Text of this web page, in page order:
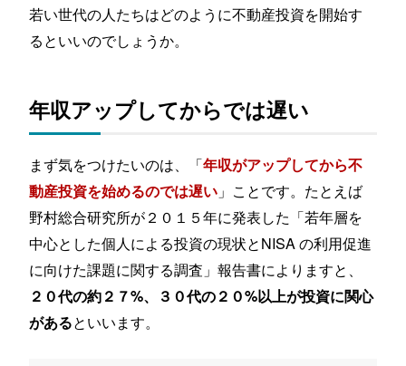
若い世代の人たちはどのように不動産投資を開始す
るといいのでしょうか。
年収アップしてからでは遅い
まず気をつけたいのは、「年収がアップしてから不
動産投資を始めるのでは遅い 」ことです。たとえば
野村総合研究所が２０１５年に発表した「若年層を
中心とした個人による投資の現状とNISA の利用促進
に向けた課題に関する調査」報告書によりますと、
２０代の約２７%、３０代の２０%以上が投資に関心
があるといいます。